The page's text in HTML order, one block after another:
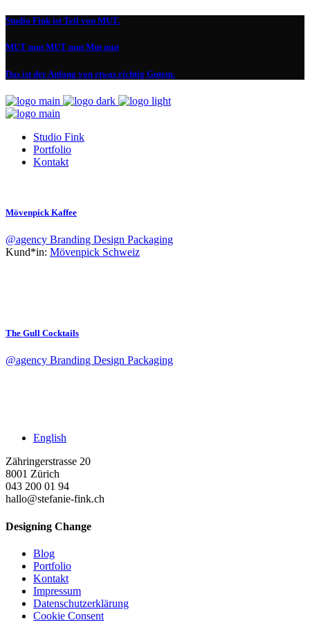
Studio Fink ist Teil von MUT.
MUT mut MUT mut Mut mut
Das ist der Anfang von etwas richtig Gutem.
Studio Fink
Portfolio
Kontakt
Mövenpick Kaffee
@agency Branding Design Packaging
Kund*in: Mövenpick Schweiz
The Gull Cocktails
@agency Branding Design Packaging
English
Zähringerstrasse 20
8001 Zürich
043 200 01 94
hallo@stefanie-fink.ch
Designing Change
Blog
Portfolio
Kontakt
Impressum
Datenschutzerklärung
Cookie Consent